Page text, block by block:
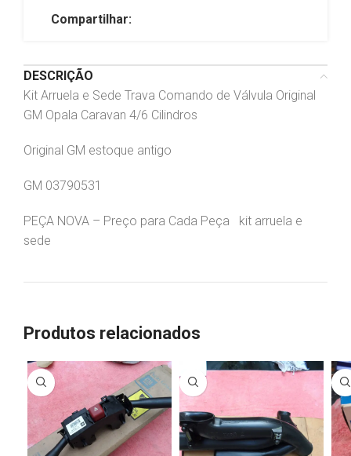
Compartilhar:
DESCRIÇÃO
Kit Arruela e Sede Trava Comando de Válvula Original
GM Opala Caravan 4/6 Cilindros
Original GM estoque antigo
GM 03790531
PEÇA NOVA – Preço para Cada Peça kit arruela e
sede
Produtos relacionados